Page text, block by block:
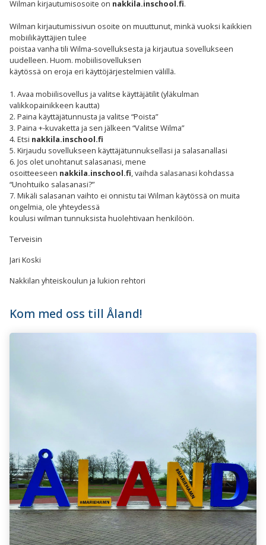
Wilman kirjautumisosoite on nakkila.inschool.fi.
Wilman kirjautumissivun osoite on muuttunut, minkä vuoksi kaikkien
mobiilikäyttäjien tulee
poistaa vanha tili Wilma-sovelluksesta ja kirjautua sovellukseen
uudelleen. Huom. mobiilisovelluksen
käytössä on eroja eri käyttöjärjestelmien välillä.
1. Avaa mobiilisovellus ja valitse käyttäjätilit (yläkulman
valikkopainikkeen kautta)
2. Paina käyttäjätunnusta ja valitse “Poista”
3. Paina +-kuvaketta ja sen jälkeen “Valitse Wilma”
4. Etsi nakkila.inschool.fi
5. Kirjaudu sovellukseen käyttäjätunnuksellasi ja salasanallasi
6. Jos olet unohtanut salasanasi, mene
osoitteeseen nakkila.inschool.fi, vaihda salasanasi kohdassa
“Unohtuiko salasanasi?”
7. Mikäli salasanan vaihto ei onnistu tai Wilman käytössä on muita
ongelmia, ole yhteydessä
koulusi wilman tunnuksista huolehtivaan henkilöön.
Terveisin
Jari Koski
Nakkilan yhteiskoulun ja lukion rehtori
Kom med oss till Åland!